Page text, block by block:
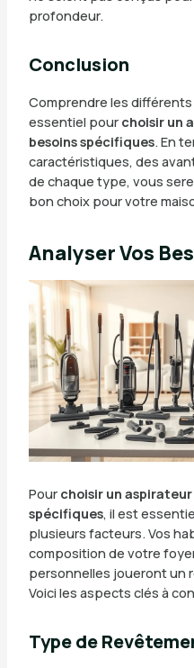
profondeur.
Conclusion
Comprendre les
essentiel pour choisir un
besoins spécifiques. En
caractéristiques, des
de chaque type, vous
bon choix pour votre
Analyser Vos
Pour choisir un
spécifiques, il est
plusieurs facteurs. Vos
composition de votre
personnelles joueront un
Voici les aspects clés à
Type de